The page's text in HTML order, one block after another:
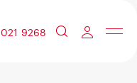
021 9268